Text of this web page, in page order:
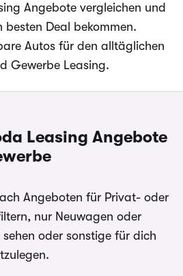
Angebote vergleichen und
besten Deal bekommen.
Autos für den alltäglichen
Gewerbe Leasing.
Leasing Angebote
Angeboten für Privat- oder
nur Neuwagen oder
oder sonstige für dich